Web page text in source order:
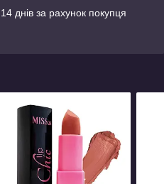
днів за рахунок покупця